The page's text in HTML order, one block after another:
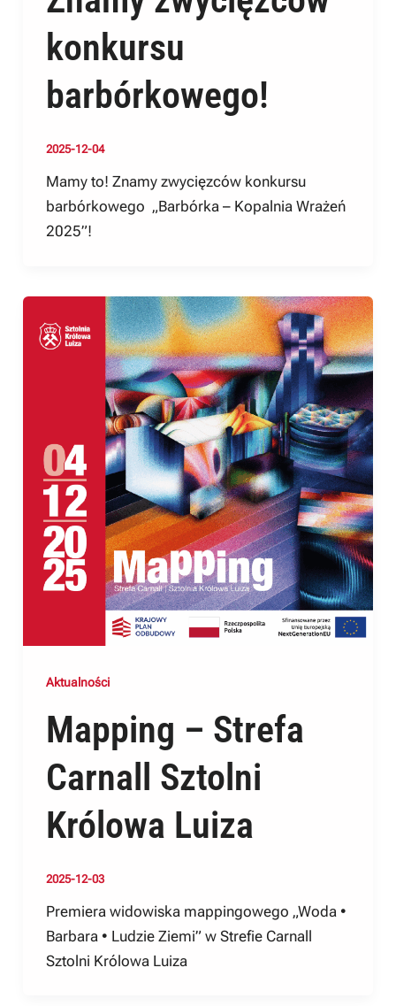
konkursu
barbórkowego!
2025-12-04
Mamy to! Znamy zwycięzców konkursu
barbórkowego „Barbórka – Kopalnia Wrażeń
2025”!
Aktualności
Mapping – Strefa
Carnall Sztolni
Królowa Luiza
2025-12-03
Premiera widowiska mappingowego „Woda •
Barbara • Ludzie Ziemi” w Strefie Carnall
Sztolni Królowa Luiza